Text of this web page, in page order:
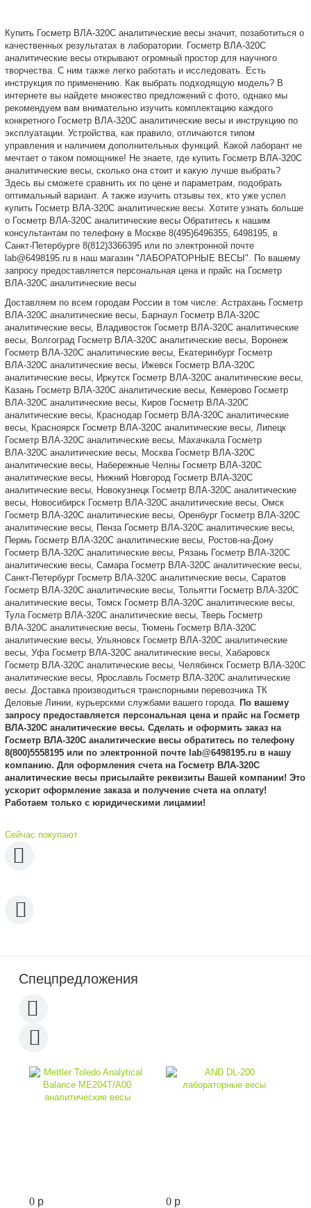
Купить Госметр ВЛА-320С аналитические весы значит, позаботиться о
качественных результатах в лаборатории. Госметр ВЛА-320С
аналитические весы открывают огромный простор для научного
творчества. С ним также легко работать и исследовать. Есть
инструкция по применению. Как выбрать подходящую модель? В
интернете вы найдете множество предложений с фото, однако мы
рекомендуем вам внимательно изучить комплектацию каждого
конкретного Госметр ВЛА-320С аналитические весы и инструкцию по
эксплуатации. Устройства, как правило, отличаются типом
управления и наличием дополнительных функций. Какой лаборант не
мечтает о таком помощнике! Не знаете, где купить Госметр ВЛА-320С
аналитические весы, сколько она стоит и какую лучше выбрать?
Здесь вы сможете сравнить их по цене и параметрам, подобрать
оптимальный вариант. А также изучить отзывы тех, кто уже успел
купить Госметр ВЛА-320С аналитические весы. Хотите узнать больше
о Госметр ВЛА-320С аналитические весы Обратитесь к нашим
консультантам по телефону в Москве 8(495)6496355, 6498195, в
Санкт-Петербурге 8(812)3366395 или по электронной почте
lab@6498195.ru в наш магазин "ЛАБОРАТОРНЫЕ ВЕСЫ". По вашему
запросу предоставляется персональная цена и прайс на Госметр
ВЛА-320С аналитические весы
Доставляем по всем городам России в том числе: Астрахань Госметр
ВЛА-320С аналитические весы, Барнаул Госметр ВЛА-320С
аналитические весы, Владивосток Госметр ВЛА-320С аналитические
весы, Волгоград Госметр ВЛА-320С аналитические весы, Воронеж
Госметр ВЛА-320С аналитические весы, Екатеринбург Госметр
ВЛА-320С аналитические весы, Ижевск Госметр ВЛА-320С
аналитические весы, Иркутск Госметр ВЛА-320С аналитические весы,
Казань Госметр ВЛА-320С аналитические весы, Кемерово Госметр
ВЛА-320С аналитические весы, Киров Госметр ВЛА-320С
аналитические весы, Краснодар Госметр ВЛА-320С аналитические
весы, Красноярск Госметр ВЛА-320С аналитические весы, Липецк
Госметр ВЛА-320С аналитические весы, Махачкала Госметр
ВЛА-320С аналитические весы, Москва Госметр ВЛА-320С
аналитические весы, Набережные Челны Госметр ВЛА-320С
аналитические весы, Нижний Новгород Госметр ВЛА-320С
аналитические весы, Новокузнецк Госметр ВЛА-320С аналитические
весы, Новосибирск Госметр ВЛА-320С аналитические весы, Омск
Госметр ВЛА-320С аналитические весы, Оренбург Госметр ВЛА-320С
аналитические весы, Пенза Госметр ВЛА-320С аналитические весы,
Пермь Госметр ВЛА-320С аналитические весы, Ростов-на-Дону
Госметр ВЛА-320С аналитические весы, Рязань Госметр ВЛА-320С
аналитические весы, Самара Госметр ВЛА-320С аналитические весы,
Санкт-Петербург Госметр ВЛА-320С аналитические весы, Саратов
Госметр ВЛА-320С аналитические весы, Тольятти Госметр ВЛА-320С
аналитические весы, Томск Госметр ВЛА-320С аналитические весы,
Тула Госметр ВЛА-320С аналитические весы, Тверь Госметр
ВЛА-320С аналитические весы, Тюмень Госметр ВЛА-320С
аналитические весы, Ульяновск Госметр ВЛА-320С аналитические
весы, Уфа Госметр ВЛА-320С аналитические весы, Хабаровск
Госметр ВЛА-320С аналитические весы, Челябинск Госметр ВЛА-320С
аналитические весы, Ярославль Госметр ВЛА-320С аналитические
весы. Доставка производиться транспорными перевозчика ТК
Деловые Линии, курьерскми службами вашего города. По вашему
запросу предоставляется персональная цена и прайс на Госметр
ВЛА-320С аналитические весы. Сделать и оформить заказ на
Госметр ВЛА-320С аналитические весы обратитесь по телефону
8(800)5558195 или по электронной почте lab@6498195.ru в нашу
компанию. Для оформления счета на Госметр ВЛА-320С
аналитические весы присылайте реквизиты Вашей компании! Это
ускорит оформление заказа и получение счета на оплату!
Работаем только с юридическими лицамии!
Сейчас покупают
Спецпредложения
0 p 0 p